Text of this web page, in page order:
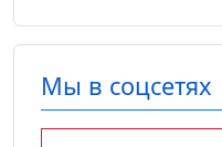
Мы в соцсетях